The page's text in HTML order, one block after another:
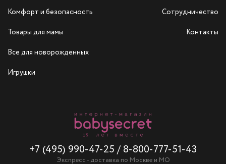
Комфорт и безопасность
Товары для мамы
Все для новорожденных
Игрушки
+7 (495) 990-47-25 / 8-800-777-51-43
Экспресс - доставка по Москве и МО
Сотрудничество
Контакты